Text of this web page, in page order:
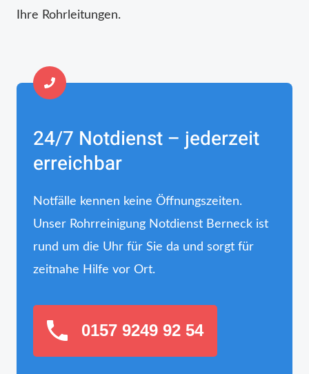
Ihre Rohrleitungen.
24/7 Notdienst – jederzeit
erreichbar
Notfälle kennen keine Öffnungszeiten.
Unser Rohrreinigung Notdienst Berneck ist
rund um die Uhr für Sie da und sorgt für
zeitnahe Hilfe vor Ort.
0157 9249 92 54